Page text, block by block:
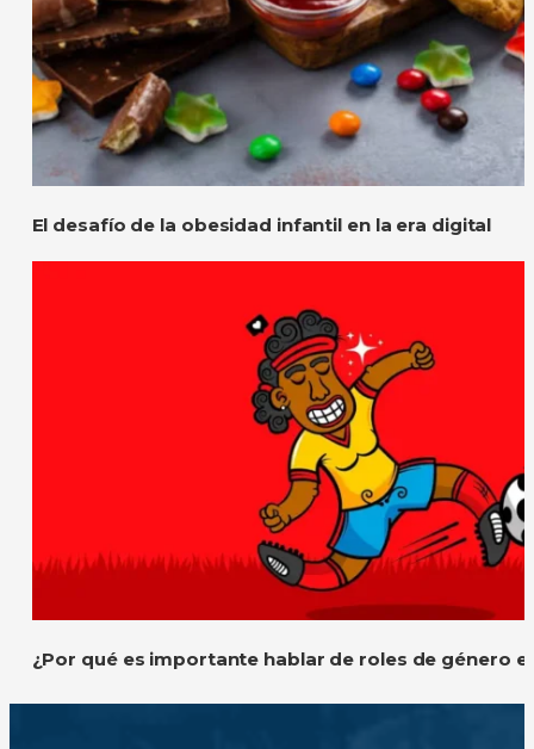
El desafío de la obesidad infantil en la era digital
¿Por qué es importante hablar de roles de género